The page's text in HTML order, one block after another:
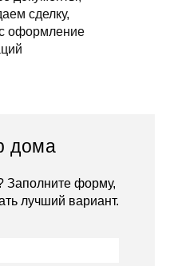
сделку,
оформление
дома
Заполните форму,
лучший вариант.